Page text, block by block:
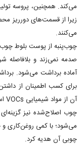
می‌کند. همچنین، پروسه
زیرا از قسمت‌های دورریز
می‌کنند.
چوب‌پنبه از پوست بلوط
آماده برداشت می‌شود.
برای کسب اطمینان از
آن از مواد شیمیایی VOCs استفاده نمی‌کند.
چوب اصلاح‌شده نیز
می‌شود؛ با کمی روغن‌کاری
چوبی آن هدیه کرد.